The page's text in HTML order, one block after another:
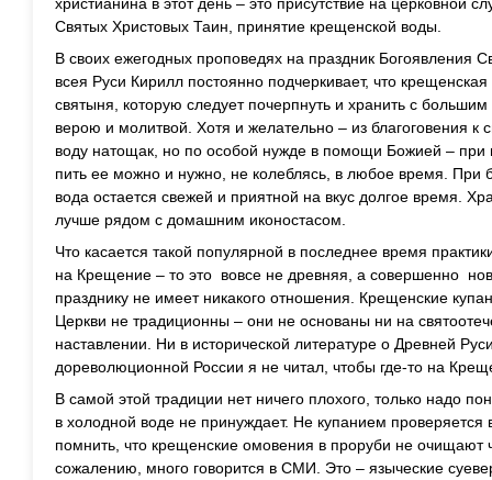
Святых Христовых Таин, принятие крещенской воды.
В своих ежегодных проповедях на праздник Богоявления
всея Руси Кирилл постоянно подчеркивает, что
святыня, которую следует почерпнуть и хранить с
верою и молитвой. Хотя и желательно – из благоговения к
воду натощак, но по особой нужде в помощи Божией – при
пить ее можно и нужно, не колеблясь, в любое время. При
вода остается свежей и приятной на вкус долгое время.
лучше рядом с домашним иконостасом.
Что касается такой популярной в последнее время
на Крещение – то это вовсе не древняя, а совершенно
празднику не имеет никакого отношения. Крещенские
Церкви не традиционны – они не основаны ни на
наставлении. Ни в исторической литературе о Древней
дореволюционной России я не читал, чтобы где-то на
В самой этой традиции нет ничего плохого, только надо
в холодной воде не принуждает. Не купанием
помнить, что крещенские омовения в проруби не очищают
сожалению, много говорится в СМИ. Это – языческие